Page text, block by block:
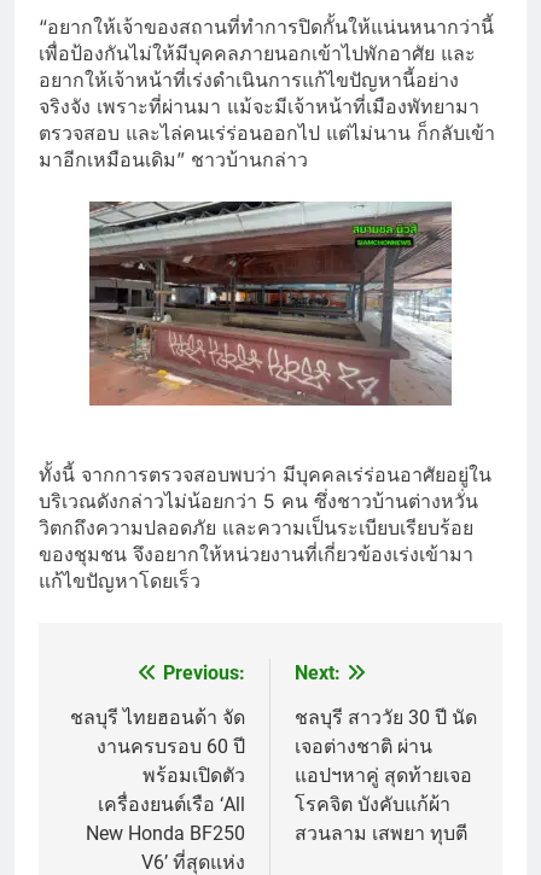
“อยากให้เจ้าของสถานที่ทำการปิดกั้นให้แน่นหนากว่านี้
เพื่อป้องกันไม่ให้มีบุคคลภายนอกเข้าไปพักอาศัย และ
อยากให้เจ้าหน้าที่เร่งดำเนินการแก้ไขปัญหานี้อย่าง
จริงจัง เพราะที่ผ่านมา แม้จะมีเจ้าหน้าที่เมืองพัทยามา
ตรวจสอบ และไล่คนเร่ร่อนออกไป แต่ไม่นาน ก็กลับเข้า
มาอีกเหมือนเดิม” ชาวบ้านกล่าว
ทั้งนี้ จากการตรวจสอบพบว่า มีบุคคลเร่ร่อนอาศัยอยู่ใน
บริเวณดังกล่าวไม่น้อยกว่า 5 คน ซึ่งชาวบ้านต่างหวั่น
วิตกถึงความปลอดภัย และความเป็นระเบียบเรียบร้อย
ของชุมชน จึงอยากให้หน่วยงานที่เกี่ยวข้องเร่งเข้ามา
แก้ไขปัญหาโดยเร็ว
navigation
Previous:
ชลบุรี ไทยฮอนด้า จัด
งานครบรอบ 60 ปี
พร้อมเปิดตัว
เครื่องยนต์เรือ ‘All
New Honda BF250
V6’ ที่สุดแห่ง
Next:
ชลบุรี สาววัย 30 ปี นัด
เจอต่างชาติ ผ่าน
แอปฯหาคู่ สุดท้ายเจอ
โรคจิต บังคับแก้ผ้า
สวนลาม เสพยา ทุบตี